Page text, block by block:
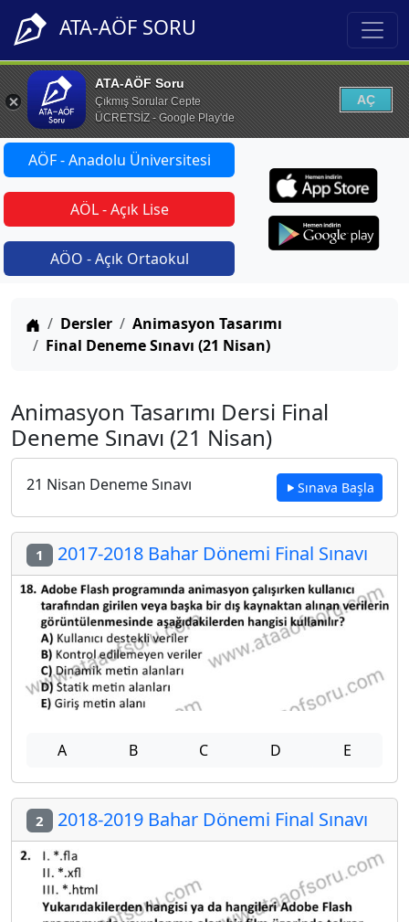
ATA-AÖF SORU
ATA-AÖF Soru
Çıkmış Sorular Cepte
ÜCRETSİZ - Google Play'de
AÇ
AÖF - Anadolu Üniversitesi
AÖL - Açık Lise
AÖO - Açık Ortaokul
Anasayfa
Dersler
Animasyon Tasarımı
Final Deneme Sınavı (21 Nisan)
Animasyon Tasarımı Dersi Final
Deneme Sınavı (21 Nisan)
21 Nisan Deneme Sınavı Sınava Başla
1 2017-2018 Bahar Dönemi Final Sınavı
A B C D E
2 2018-2019 Bahar Dönemi Final Sınavı